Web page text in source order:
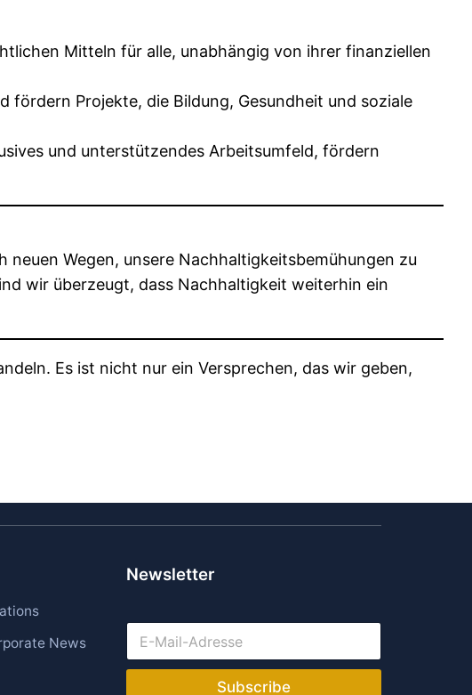
Mitteln für alle, unabhängig von ihrer finanziellen
Projekte, die Bildung, Gesundheit und soziale
und unterstützendes Arbeitsumfeld, fördern
Wegen, unsere Nachhaltigkeitsbemühungen zu
wir überzeugt, dass Nachhaltigkeit weiterhin ein
Es ist nicht nur ein Versprechen, das wir geben,
News
Newsletter
E
M
Subscribe